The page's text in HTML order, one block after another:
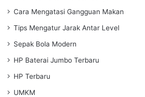
Cara Mengatasi Gangguan Makan
Tips Mengatur Jarak Antar Level
Sepak Bola Modern
HP Baterai Jumbo Terbaru
HP Terbaru
UMKM